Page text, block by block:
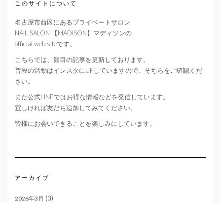
このサイトについて
名古屋市西区にあるプライベートサロン
NAIL SALON 【MADISON】マディソンの
official web siteです。
こちらでは、節目の記事を更新しております。
普段の活動はインスタにUPしていますので、そちらをご確認くだ
さい。
また公式LINEではお得な情報などを発信しています。
宜しければ友だち追加してみてください。
皆様にお会いできることを楽しみにしています。
アーカイブ
2026年3月 (3)